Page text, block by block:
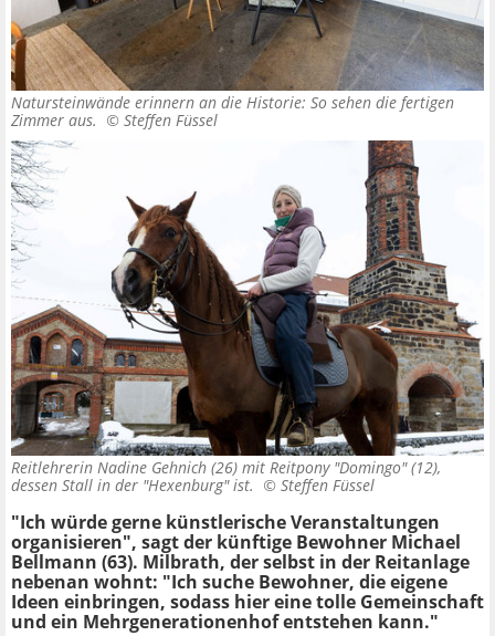
Natursteinwände erinnern an die Historie: So sehen die fertigen
Zimmer aus. © Steffen Füssel
Reitlehrerin Nadine Gehnich (26) mit Reitpony "Domingo" (12),
dessen Stall in der "Hexenburg" ist. © Steffen Füssel
"Ich würde gerne künstlerische Veranstaltungen
organisieren", sagt der künftige Bewohner Michael
Bellmann (63). Milbrath, der selbst in der Reitanlage
nebenan wohnt: "Ich suche Bewohner, die eigene
Ideen einbringen, sodass hier eine tolle Gemeinschaft
und ein Mehrgenerationenhof entstehen kann."